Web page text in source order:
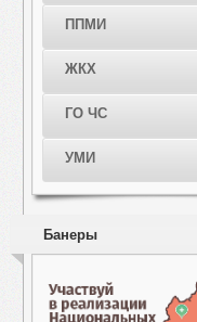
ППМИ
ЖКХ
ГО ЧС
УМИ
Банеры